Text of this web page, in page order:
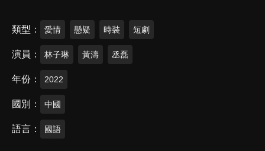
類型 愛情 懸疑 時裝 短劇
演員 林子琳 黃濤 丞磊
年份 2022
國別 中國
語言 國語